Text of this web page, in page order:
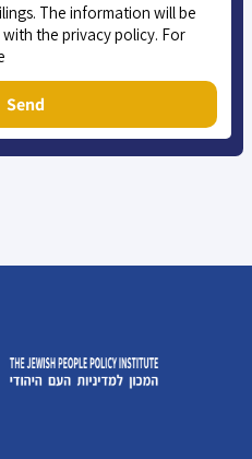
The information will be
the privacy policy. For
Send